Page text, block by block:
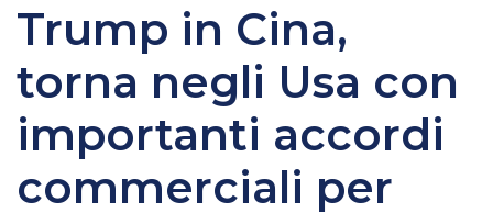
Trump in Cina,
torna negli Usa con
importanti accordi
commerciali per